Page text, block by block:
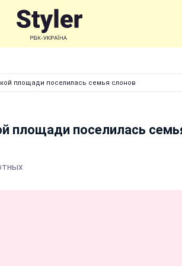
площади поселилась семья слонов
площади поселилась